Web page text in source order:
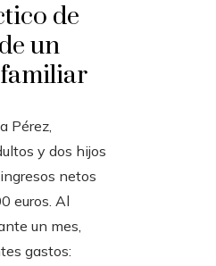
de
un
Pérez,
y dos hijos
netos
euros. Al
un mes,
gastos: